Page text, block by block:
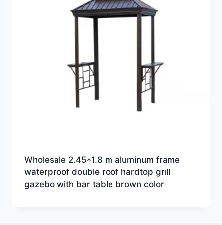
Wholesale 2.45*1.8 m aluminum frame
waterproof double roof hardtop grill
gazebo with bar table brown color